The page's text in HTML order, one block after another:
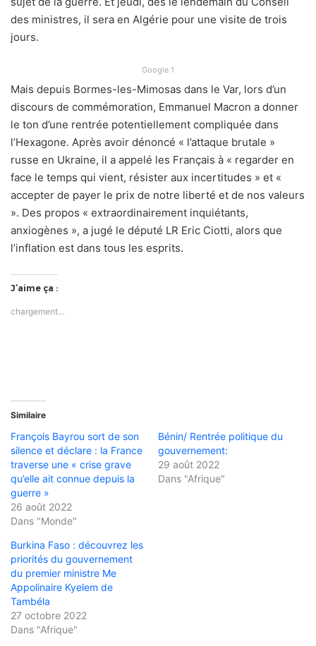
des ministres, il sera en Algérie pour une visite de trois
jours.
Google 1
Mais depuis Bormes-les-Mimosas dans le Var, lors d’un
discours de commémoration, Emmanuel Macron a donner
le ton d’une rentrée potentiellement compliquée dans
l’Hexagone. Après avoir dénoncé « l’attaque brutale »
russe en Ukraine, il a appelé les Français à « regarder en
face le temps qui vient, résister aux incertitudes » et «
accepter de payer le prix de notre liberté et de nos valeurs
». Des propos « extraordinairement inquiétants,
anxiogènes », a jugé le député LR Eric Ciotti, alors que
l’inflation est dans tous les esprits.
J’aime ça :
chargement…
Similaire
François Bayrou sort de son
silence et déclare : la France
traverse une « crise grave
qu’elle ait connue depuis la
guerre »
26 août 2022
Dans "Monde"
Bénin/ Rentrée politique du
gouvernement:
29 août 2022
Dans "Afrique"
Burkina Faso : découvrez les
priorités du gouvernement
du premier ministre Me
Appolinaire Kyelem de
Tambéla
27 octobre 2022
Dans "Afrique"